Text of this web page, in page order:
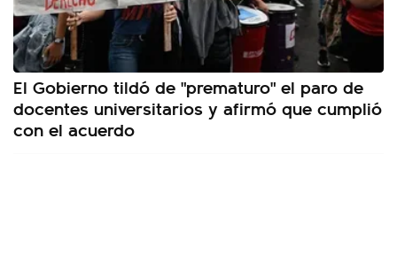
El Gobierno tildó de "prematuro" el paro de
docentes universitarios y afirmó que cumplió
con el acuerdo